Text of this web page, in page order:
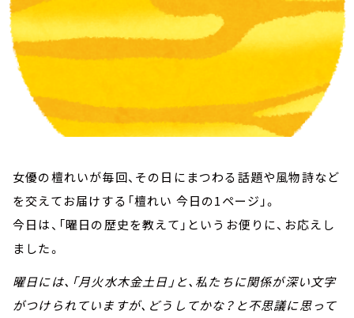
女優の檀れいが毎回、その日にまつわる話題や風物詩など
を交えてお届けする「檀れい 今日の1ページ」。
今日は、「曜日の歴史を教えて」というお便りに、お応えし
ました。
曜日には、「月火水木金土日」と、私たちに関係が深い文字
がつけられていますが、どうしてかな？と不思議に思って